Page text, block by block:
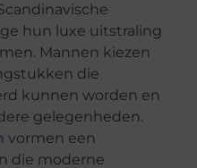
hun luxe uitstraling
Mannen kiezen
die
kunnen worden en
gelegenheden.
vormen een
die moderne